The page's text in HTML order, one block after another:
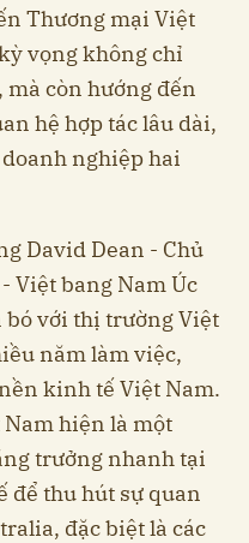
Thương mại Việt
vọng không chỉ
mà còn hướng đến
hệ hợp tác lâu dài,
nghiệp hai
David Dean - Chủ
Việt bang Nam Úc
bó với thị trường Việt
năm làm việc,
kinh tế Việt Nam.
hiện là một
trưởng nhanh tại
để thu hút sự quan
đặc biệt là các